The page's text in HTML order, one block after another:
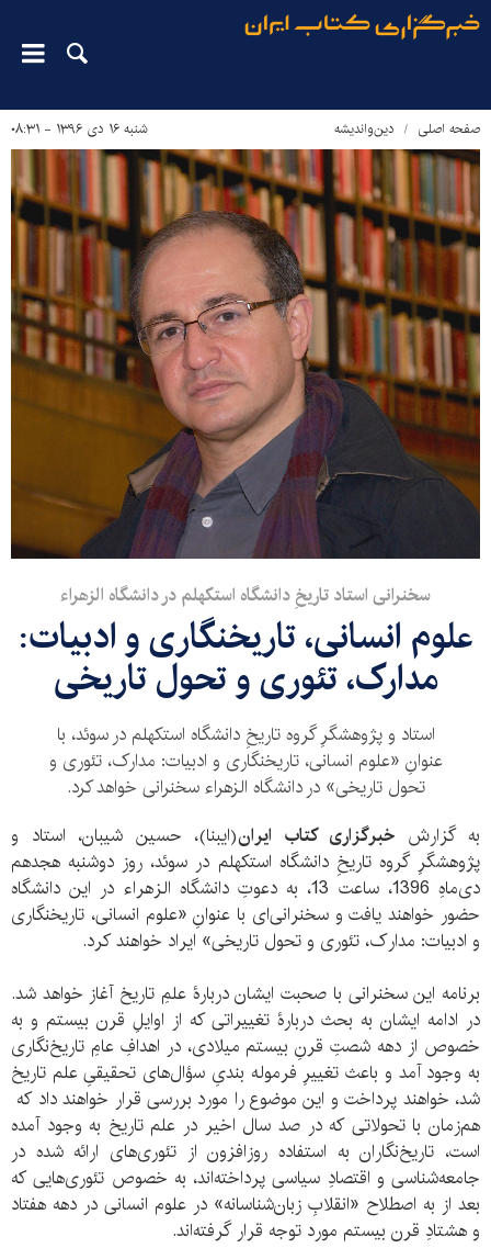
صفحه اصلی دین‌واندیشه شنبه ۱۶ دی ۱۳۹۶ - ۰۸:۳۱
سخنرانی استاد تاریخِ دانشگاه استکهلم در دانشگاه الزهراء
علوم انسانی، تاریخنگاری و ادبیات:
مدارک، تئوری و تحول تاریخی
استاد و پژوهشگرِ گروه تاریخِ دانشگاه استکهلم در سوئد، با
عنوانِ «علوم انسانی، تاریخنگاری و ادبیات: مدارک، تئوری و
تحول تاریخی» در دانشگاه الزهرا‌ء سخنرانی خواهد کرد.
به گزارش خبرگزاری کتاب ایران(ایبنا)، حسین شیبان، استاد و
پژوهشگرِ گروه تاریخِ دانشگاه استکهلم در سوئد، روز دوشنبه هجدهم
دی‌ماهِ 1396، ساعت 13، به دعوتِ دانشگاه الزهراء در این دانشگاه
حضور خواهند یافت و سخنرانی‌ای با عنوانِ «علوم انسانی، تاریخنگاری
و ادبیات: مدارک، تئوری و تحول تاریخی» ایراد خواهند کرد.
برنامه این سخنرانی با صحبت ایشان دربارۀ علمِ تاریخ آغاز خواهد شد.
در ادامه ایشان به بحث دربارۀ تغییراتی که از اوایلِ قرن بیستم و به
خصوص از دهه شصتِ قرنِ بیستم میلادی، در اهدافِ عامِ تاریخ‌نگاری
به وجود آمد و باعث تغییرِ فرموله بندیِ سؤال‌های تحقیقیِ علم تاریخ
شد، خواهند پرداخت و این موضوع را مورد بررسی قرار خواهند داد که
هم‌زمان با تحولاتی که در صد سال اخیر در علم تاریخ به وجود آمده
است، تاریخ‌نگاران به استفاده روزافزون از تئوری‌های ارائه شده در
جامعه‌شناسی و اقتصادِ سیاسی پرداخته‌اند، به خصوص تئوری‌هایی که
بعد از به اصطلاح «انقلابِ زبان‌شناسانه» در علوم انسانی در دهه هفتاد
و هشتادِ قرن بیستم مورد توجه قرار گرفته‌اند.